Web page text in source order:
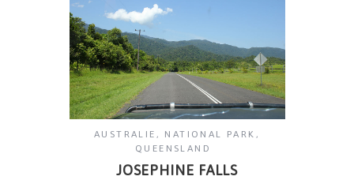
AUSTRALIE , NATIONAL PARK ,
QUEENSLAND
JOSEPHINE FALLS